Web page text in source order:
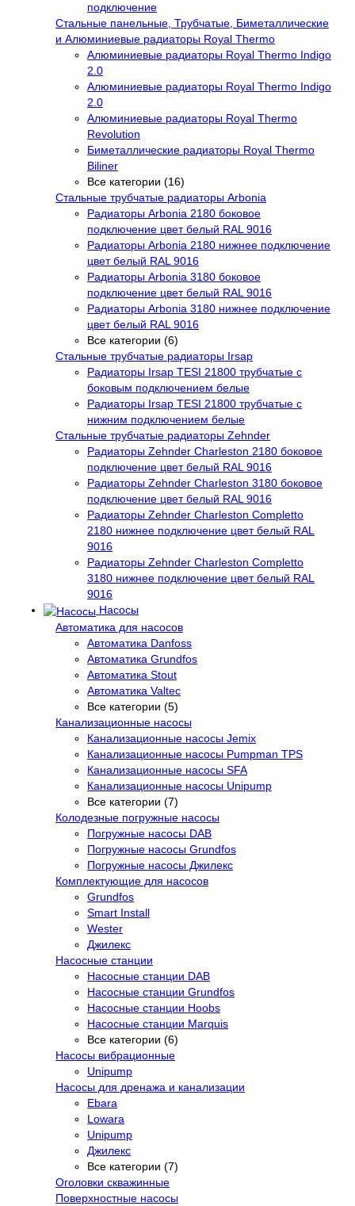
подключение
Стальные панельные, Трубчатые, Биметаллические
и Алюминиевые радиаторы Royal Thermo
Алюминиевые радиаторы Royal Thermo Indigo
2.0
Алюминиевые радиаторы Royal Thermo Indigo
2.0
Алюминиевые радиаторы Royal Thermo
Revolution
Биметаллические радиаторы Royal Thermo
Biliner
Все категории (16)
Стальные трубчатые радиаторы Arbonia
Радиаторы Arbonia 2180 боковое
подключение цвет белый RAL 9016
Радиаторы Arbonia 2180 нижнее подключение
цвет белый RAL 9016
Радиаторы Arbonia 3180 боковое
подключение цвет белый RAL 9016
Радиаторы Arbonia 3180 нижнее подключение
цвет белый RAL 9016
Все категории (6)
Стальные трубчатые радиаторы Irsap
Радиаторы Irsap TESI 21800 трубчатые с
боковым подключением белые
Радиаторы Irsap TESI 21800 трубчатые с
нижним подключением белые
Стальные трубчатые радиаторы Zehnder
Радиаторы Zehnder Charleston 2180 боковое
подключение цвет белый RAL 9016
Радиаторы Zehnder Charleston 3180 боковое
подключение цвет белый RAL 9016
Радиаторы Zehnder Charleston Completto
2180 нижнее подключение цвет белый RAL
9016
Радиаторы Zehnder Charleston Completto
3180 нижнее подключение цвет белый RAL
9016
Насосы
Автоматика для насосов
Автоматика Danfoss
Автоматика Grundfos
Автоматика Stout
Автоматика Valtec
Все категории (5)
Канализационные насосы
Канализационные насосы Jemix
Канализационные насосы Pumpman TPS
Канализационные насосы SFA
Канализационные насосы Unipump
Все категории (7)
Колодезные погружные насосы
Погружные насосы DAB
Погружные насосы Grundfos
Погружные насосы Джилекс
Комплектующие для насосов
Grundfos
Smart Install
Wester
Джилекс
Насосные станции
Насосные станции DAB
Насосные станции Grundfos
Насосные станции Hoobs
Насосные станции Marquis
Все категории (6)
Насосы вибрационные
Unipump
Насосы для дренажа и канализации
Ebara
Lowara
Unipump
Джилекс
Все категории (7)
Оголовки скважинные
Поверхностные насосы